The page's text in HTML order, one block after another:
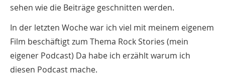
sehen wie die Beiträge geschnitten werden.
In der letzten Woche war ich viel mit meinem eigenem
Film beschäftigt zum Thema Rock Stories (mein
eigener Podcast) Da habe ich erzählt warum ich
diesen Podcast mache.